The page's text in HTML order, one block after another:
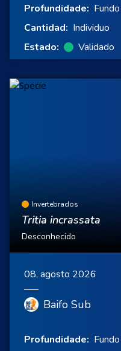
Profundidade:
Cantidad: Individuo
Estado:
Validado
Invertebrados
Tritia incrassata
Desconhecido
08, agosto 2026
Baifo Sub
Profundidade: